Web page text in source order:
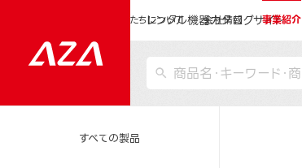
レンタル機器カタログサイト
私たちについて 会社情報 事業紹介
すべての製品